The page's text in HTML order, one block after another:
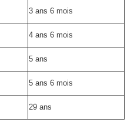
3 ans 6 mois
4 ans 6 mois
5 ans
5 ans 6 mois
29 ans